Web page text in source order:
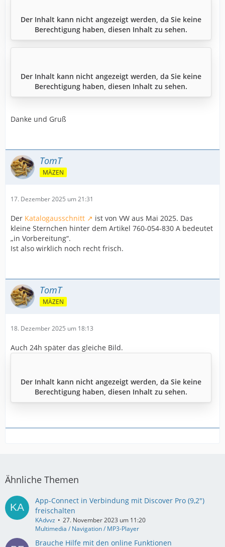
Der Inhalt kann nicht angezeigt werden, da Sie keine
Berechtigung haben, diesen Inhalt zu sehen.
Der Inhalt kann nicht angezeigt werden, da Sie keine
Berechtigung haben, diesen Inhalt zu sehen.
Danke und Gruß
TomT
MÄZEN
17. Dezember 2025 um 21:31
Der Katalogausschnitt
ist von VW aus Mai 2025. Das
kleine Sternchen hinter dem Artikel 760-054-830 A bedeutet
„in Vorbereitung“.
Ist also wirklich noch recht frisch.
TomT
MÄZEN
18. Dezember 2025 um 18:13
Auch 24h später das gleiche Bild.
Der Inhalt kann nicht angezeigt werden, da Sie keine
Berechtigung haben, diesen Inhalt zu sehen.
Ähnliche Themen
App-Connect in Verbindung mit Discover Pro (9,2")
freischalten
KAdvvz
27. November 2023 um 11:20
Multimedia / Navigation / MP3-Player
Brauche Hilfe mit den online Funktionen